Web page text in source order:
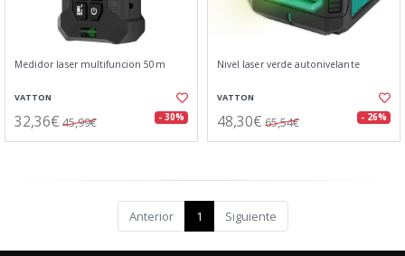
Medidor laser multifuncion 50m
VATTON
32,36€ 45,99€ - 30%
Nivel laser verde autonivelante
VATTON
48,30€ 65,54€ - 26%
Anterior 1 Siguiente